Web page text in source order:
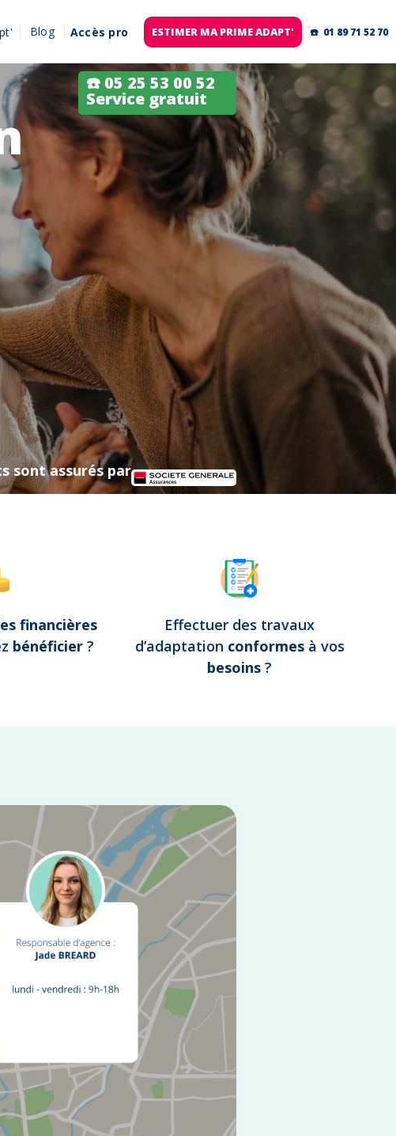
Blog Accès pro ESTIMER MA PRIME ADAPT' ☎️ 01 89 71 52 70
☎️ 05 25 53 00 52
Service gratuit
sont assurés par
financières
bénéficier ?
Effectuer des travaux
d’adaptation conformes à vos
besoins ?